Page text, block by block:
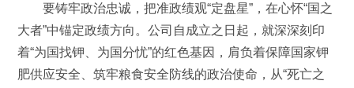
要铸牢政治忠诚，把准政绩观“定盘星”，在心怀“国之
大者”中锚定政绩方向。公司自成立之日起，就深深刻印
着“为国找钾、为国分忧”的红色基因，肩负着保障国家钾
肥供应安全、筑牢粮食安全防线的政治使命，从“死亡之